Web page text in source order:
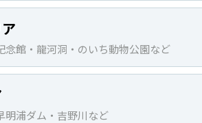
念館・龍河洞・のいち動物公園など
明浦ダム・吉野川など